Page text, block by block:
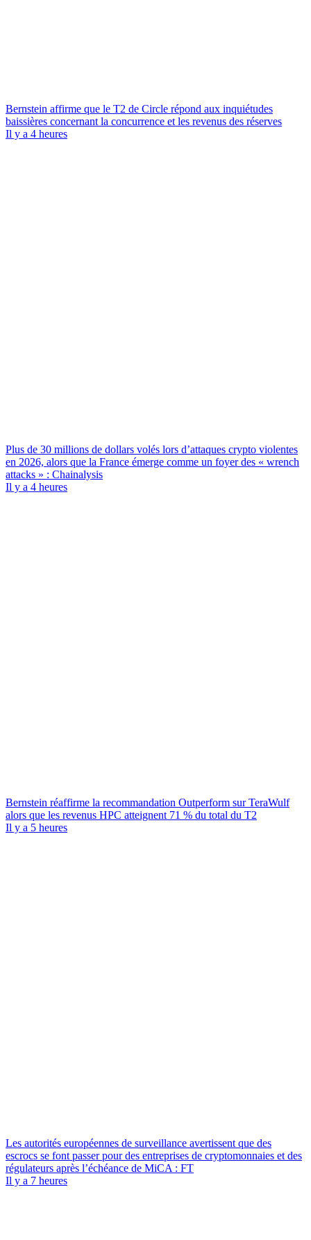
Bernstein affirme que le T2 de Circle répond aux inquiétudes
baissières concernant la concurrence et les revenus des réserves
Il y a 4 heures
Plus de 30 millions de dollars volés lors d’attaques crypto violentes
en 2026, alors que la France émerge comme un foyer des « wrench
attacks » : Chainalysis
Il y a 4 heures
Bernstein réaffirme la recommandation Outperform sur TeraWulf
alors que les revenus HPC atteignent 71 % du total du T2
Il y a 5 heures
Les autorités européennes de surveillance avertissent que des
escrocs se font passer pour des entreprises de cryptomonnaies et des
régulateurs après l’échéance de MiCA : FT
Il y a 7 heures